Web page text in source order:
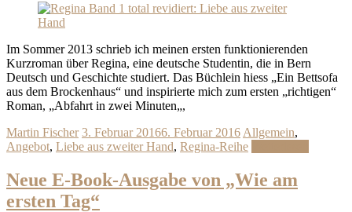
Im Sommer 2013 schrieb ich meinen ersten funktionierenden
Kurzroman über Regina, eine deutsche Studentin, die in Bern
Deutsch und Geschichte studiert. Das Büchlein hiess „Ein Bettsofa
aus dem Brockenhaus“ und inspirierte mich zum ersten „richtigen“
Roman, „Abfahrt in zwei Minuten„,
Martin Fischer 3. Februar 20166. Februar 2016 Allgemein,
Angebot, Liebe aus zweiter Hand, Regina-Reihe
Neue E-Book-Ausgabe von „Wie am
ersten Tag“